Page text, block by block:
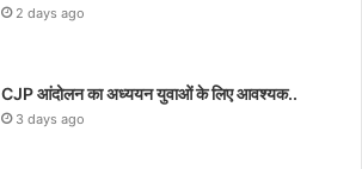
2 days ago
CJP आंदोलन का अध्ययन युवाओं के लिए आवश्यक..
3 days ago